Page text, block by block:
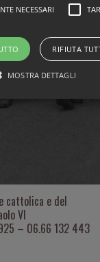
cattolica e del
VI
– 06.66 132 443
NECESSARI
RIFIUTA
MOSTRA DETTAGLI